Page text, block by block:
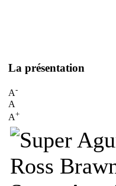
La présentation
A-
A
A+
Ross